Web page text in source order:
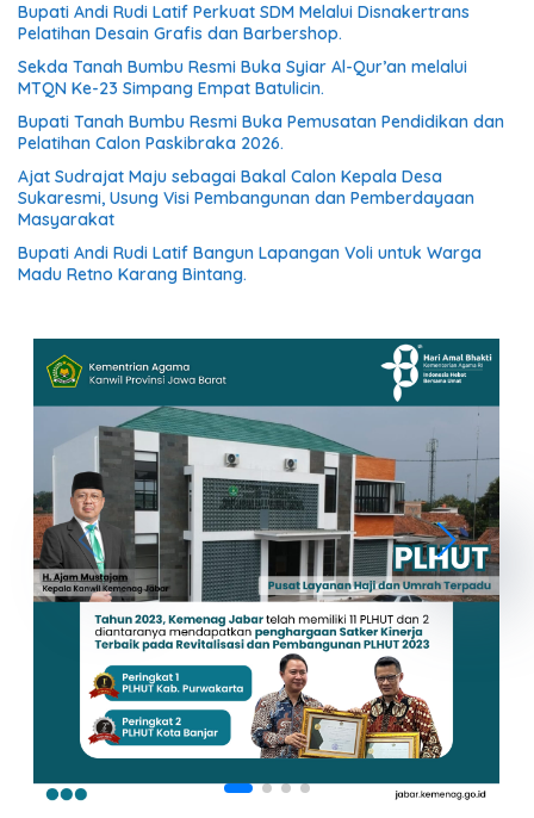
Bupati Andi Rudi Latif Perkuat SDM Melalui Disnakertrans
Pelatihan Desain Grafis dan Barbershop.
Sekda Tanah Bumbu Resmi Buka Syiar Al-Qur’an melalui
MTQN Ke-23 Simpang Empat Batulicin.
Bupati Tanah Bumbu Resmi Buka Pemusatan Pendidikan dan
Pelatihan Calon Paskibraka 2026.
Ajat Sudrajat Maju sebagai Bakal Calon Kepala Desa
Sukaresmi, Usung Visi Pembangunan dan Pemberdayaan
Masyarakat
Bupati Andi Rudi Latif Bangun Lapangan Voli untuk Warga
Madu Retno Karang Bintang.